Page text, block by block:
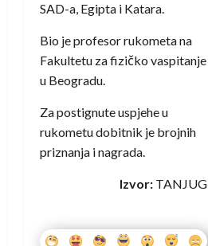
SAD-a, Egipta i Katara.
Bio je profesor rukometa na
Fakultetu za fizičko vaspitanje
u Beogradu.
Za postignute uspjehe u
rukometu dobitnik je brojnih
priznanja i nagrada.
Izvor: TANJUG